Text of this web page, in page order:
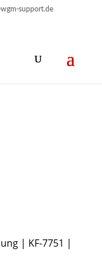
support.de
| KF-7751 |